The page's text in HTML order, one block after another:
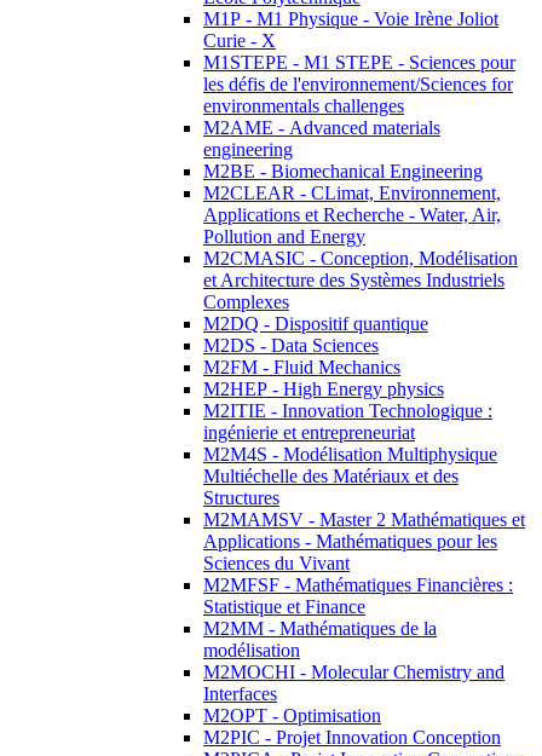
M1P - M1 Physique - Voie Irène Joliot
Curie - X
M1STEPE - M1 STEPE - Sciences pour
les défis de l'environnement/Sciences for
environmentals challenges
M2AME - Advanced materials
engineering
M2BE - Biomechanical Engineering
M2CLEAR - CLimat, Environnement,
Applications et Recherche - Water, Air,
Pollution and Energy
M2CMASIC - Conception, Modélisation
et Architecture des Systèmes Industriels
Complexes
M2DQ - Dispositif quantique
M2DS - Data Sciences
M2FM - Fluid Mechanics
M2HEP - High Energy physics
M2ITIE - Innovation Technologique :
ingénierie et entrepreneuriat
M2M4S - Modélisation Multiphysique
Multiéchelle des Matériaux et des
Structures
M2MAMSV - Master 2 Mathématiques et
Applications - Mathématiques pour les
Sciences du Vivant
M2MFSF - Mathématiques Financières :
Statistique et Finance
M2MM - Mathématiques de la
modélisation
M2MOCHI - Molecular Chemistry and
Interfaces
M2OPT - Optimisation
M2PIC - Projet Innovation Conception